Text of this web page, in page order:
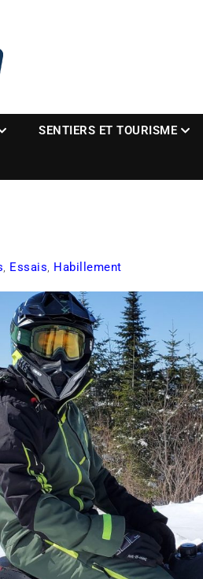
SENTIERS ET TOURISME
, Essais, Habillement